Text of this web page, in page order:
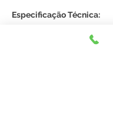
Especificação Técnica: